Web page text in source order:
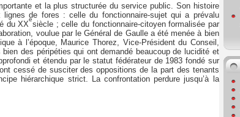
et la plus structurée du service public. Son histoire
de fores : celle du fonctionnaire-sujet qui a prévalu
du XX
e
siècle ; celle du fonctionnaire-citoyen formalisée par
voulue par le Général de Gaulle a été menée à bien
à l’époque, Maurice Thorez, Vice-Président du Conseil,
des péripéties qui ont demandé beaucoup de lucidité et
et étendu par le statut fédérateur de 1983 fondé sur
cessé de susciter des oppositions de la part des tenants
hiérarchique strict. La confrontation perdure jusqu’à la